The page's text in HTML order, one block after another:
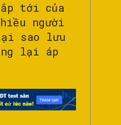
tới của
người
sao lưu
lại áp